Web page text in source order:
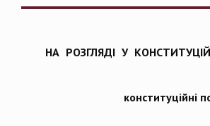
НА РОЗГЛЯДІ У
конституційні